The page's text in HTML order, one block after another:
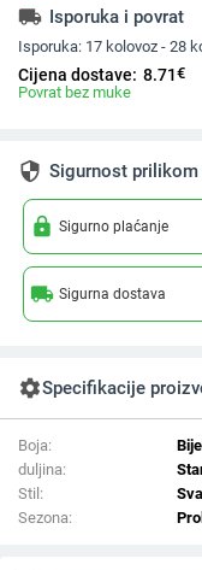
local_shipping Isporuka i povrat
Isporuka: 17 kolovoz - 28
Cijena dostave: 8.71€
Povrat bez muke
security Sigurnost prilikom
lock Sigurno plaćanje
local_shipping Sigurna dostava
settingsSpecifikacije
Boja:
duljina:
Stil:
Sezona: